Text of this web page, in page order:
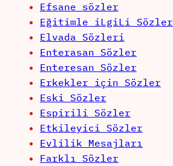
Efsane sözler
Eğitimle iLgiLi Sözler
Elvada Sözleri
Enterasan Sözler
Enteresan Sözler
Erkekler için Sözler
Eski Sözler
Espirili Sözler
Etkileyici Sözler
Evlilik Mesajları
Farklı Sözler